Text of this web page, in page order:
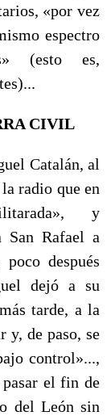
«por vez
espectro
(esto es,
CIVIL
Catalán, al
radio que en
y
Rafael a
después
dejó a su
tarde, a la
y, de paso, se
control»...,
el fin de
del León sin